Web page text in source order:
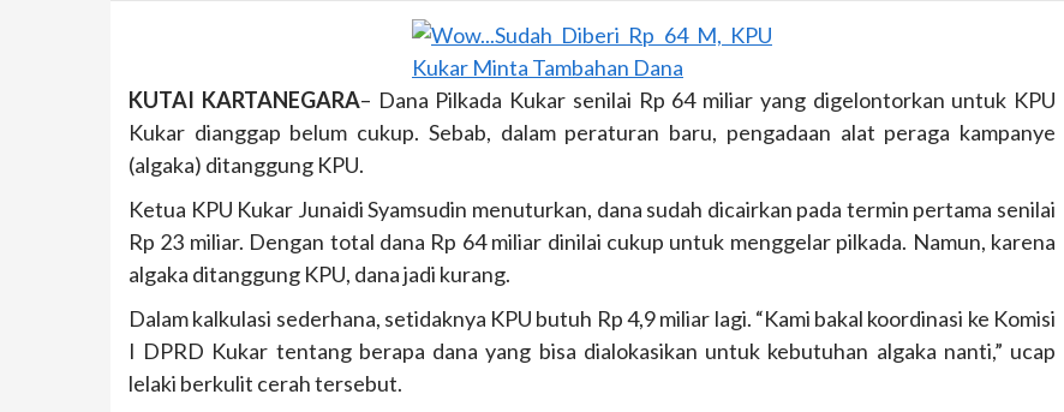
KUTAI KARTANEGARA– Dana Pilkada Kukar senilai Rp 64 miliar yang digelontorkan untuk KPU
Kukar dianggap belum cukup. Sebab, dalam peraturan baru, pengadaan alat peraga kampanye
(algaka) ditanggung KPU.
Ketua KPU Kukar Junaidi Syamsudin menuturkan, dana sudah dicairkan pada termin pertama senilai
Rp 23 miliar. Dengan total dana Rp 64 miliar dinilai cukup untuk menggelar pilkada. Namun, karena
algaka ditanggung KPU, dana jadi kurang.
Dalam kalkulasi sederhana, setidaknya KPU butuh Rp 4,9 miliar lagi. “Kami bakal koordinasi ke Komisi
I DPRD Kukar tentang berapa dana yang bisa dialokasikan untuk kebutuhan algaka nanti,” ucap
lelaki berkulit cerah tersebut.